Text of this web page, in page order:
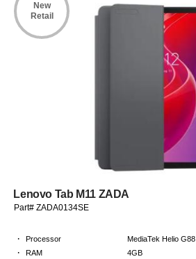
New
Retail
Lenovo Tab M11 ZADA
Part# ZADA0134SE
· Processor MediaTek Helio G88
· RAM 4GB